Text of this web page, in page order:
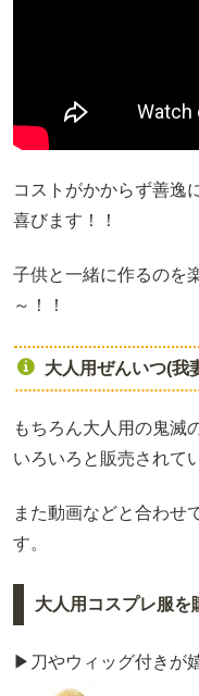
コストがかからず善逸
喜びます！！
子供と一緒に作るのを
～！！
大人用ぜんいつ(我
もちろん大人用の鬼滅
いろいろと販売されて
また動画などと合わせ
す。
大人用コスプレ服を
▶刀やウィッグ付きが